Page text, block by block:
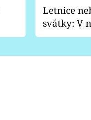
Letnice
svátky: V
pondělí